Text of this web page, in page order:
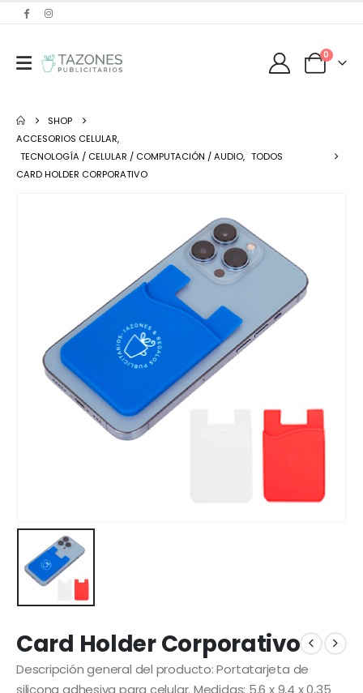
0
SHOP
ACCESORIOS CELULAR,
TECNOLOGÍA / CELULAR / COMPUTACIÓN / AUDIO, TODOS
CARD HOLDER CORPORATIVO
Card Holder Corporativo
Descripción general del producto: Portatarjeta de
silicona adhesiva para celular. Medidas: 5,6 x 9,4 x 0,35